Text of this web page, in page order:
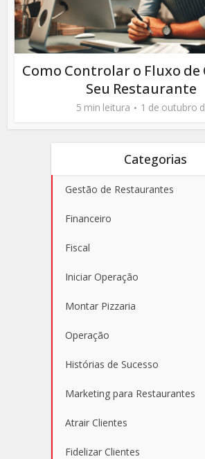
Como Controlar o Fluxo de
Seu Restaurante
5 min leitura 1 de outubro
Categorias
Gestão de Restaurantes
Financeiro
Fiscal
Iniciar Operação
Montar Pizzaria
Operação
Histórias de Sucesso
Marketing para Restaurantes
Atrair Clientes
Fidelizar Clientes